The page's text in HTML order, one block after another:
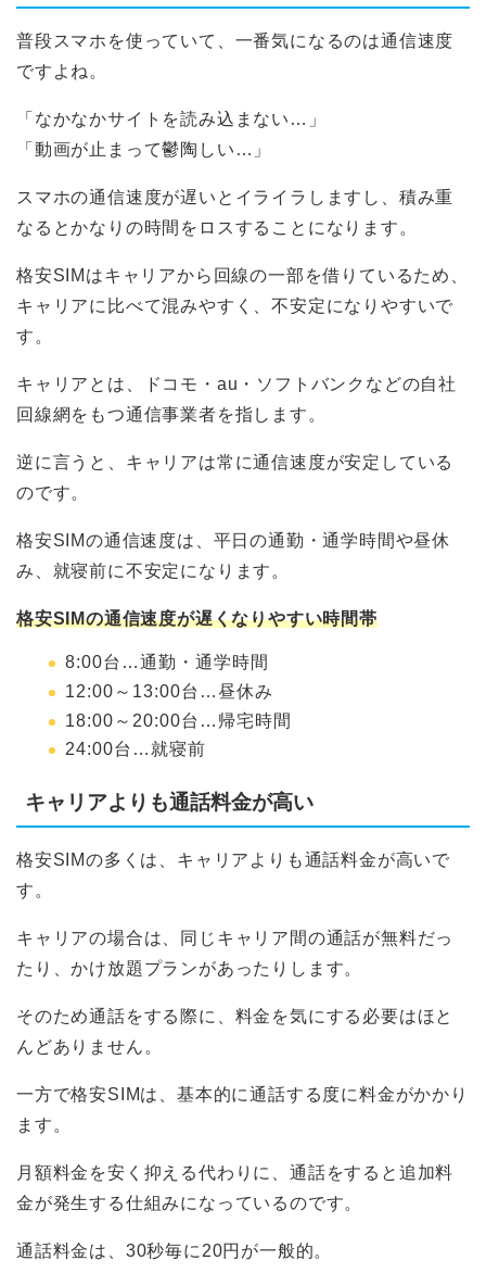
普段スマホを使っていて、一番気になるのは通信速度
ですよね。
「なかなかサイトを読み込まない…」
「動画が止まって鬱陶しい…」
スマホの通信速度が遅いとイライラしますし、積み重
なるとかなりの時間をロスすることになります。
格安SIMはキャリアから回線の一部を借りているため、
キャリアに比べて混みやすく、不安定になりやすいで
す。
キャリアとは、ドコモ・au・ソフトバンクなどの自社
回線網をもつ通信事業者を指します。
逆に言うと、キャリアは常に通信速度が安定している
のです。
格安SIMの通信速度は、平日の通勤・通学時間や昼休
み、就寝前に不安定になります。
格安SIMの通信速度が遅くなりやすい時間帯
8:00台…通勤・通学時間
12:00～13:00台…昼休み
18:00～20:00台…帰宅時間
24:00台…就寝前
キャリアよりも通話料金が高い
格安SIMの多くは、キャリアよりも通話料金が高いで
す。
キャリアの場合は、同じキャリア間の通話が無料だっ
たり、かけ放題プランがあったりします。
そのため通話をする際に、料金を気にする必要はほと
んどありません。
一方で格安SIMは、基本的に通話する度に料金がかかり
ます。
月額料金を安く抑える代わりに、通話をすると追加料
金が発生する仕組みになっているのです。
通話料金は、30秒毎に20円が一般的。